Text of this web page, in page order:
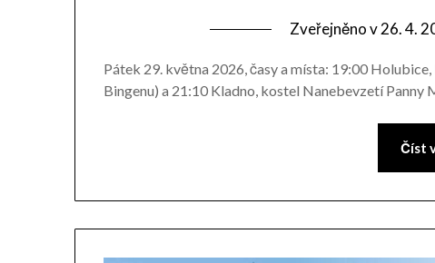
Zveřejněno v26. 4.
Pátek 29. května 2026, časy a místa: 19:00
Bingenu) a 21:10 Kladno, kostel Nanebevzetí Panny
Číst